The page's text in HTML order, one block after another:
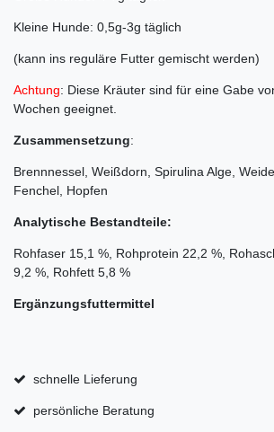
Kleine Hunde: 0,5g-3g täglich
(kann ins reguläre Futter gemischt werden)
Achtung: Diese Kräuter sind für eine Gabe
Wochen geeignet.
Zusammensetzung:
Brennnessel, Weißdorn, Spirulina Alge,
Fenchel, Hopfen
Analytische Bestandteile:
Rohfaser 15,1 %, Rohprotein 22,2 %,
9,2 %, Rohfett 5,8 %
Ergänzungsfuttermittel
schnelle Lieferung
persönliche Beratung